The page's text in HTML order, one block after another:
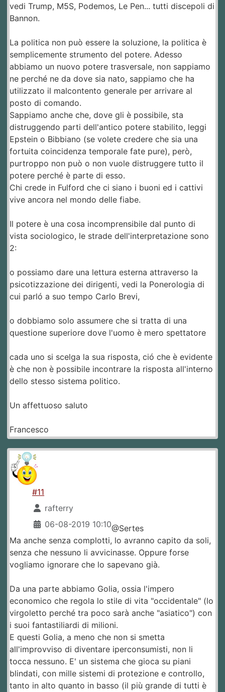
vedi Trump, M5S, Podemos, Le Pen... tutti discepoli di
Bannon.
La politica non può essere la soluzione, la politica è
semplicemente strumento del potere. Adesso
abbiamo un nuovo potere trasversale, non sappiamo
ne perché ne da dove sia nato, sappiamo che ha
utilizzato il malcontento generale per arrivare al
posto di comando.
Sappiamo anche che, dove gli è possibile, sta
distruggendo parti dell'antico potere stabilito, leggi
Epstein o Bibbiano (se volete credere che sia una
fortuita coincidenza temporale fate pure), però,
purtroppo non può o non vuole distruggere tutto il
potere perché è parte di esso.
Chi crede in Fulford che ci siano i buoni ed i cattivi
vive ancora nel mondo delle fiabe.
Il potere è una cosa incomprensibile dal punto di
vista sociologico, le strade dell'interpretazione sono
2:
o possiamo dare una lettura esterna attraverso la
psicotizzazione dei dirigenti, vedi la Ponerologia di
cui parló a suo tempo Carlo Brevi,
o dobbiamo solo assumere che si tratta di una
questione superiore dove l'uomo è mero spettatore
cada uno si scelga la sua risposta, ció che è evidente
è che non è possibile incontrare la risposta all'interno
dello stesso sistema politico.
Un affettuoso saluto
Francesco
#11
rafterry
06-08-2019 10:10@Sertes
Ma anche senza complotti, lo avranno capito da soli,
senza che nessuno li avvicinasse. Oppure forse
vogliamo ignorare che lo sapevano già.
Da una parte abbiamo Golia, ossia l'impero
economico che regola lo stile di vita "occidentale" (lo
virgoletto perché tra poco sarà anche "asiatico") con
i suoi fantastiliardi di milioni.
E questi Golia, a meno che non si smetta
all'improvviso di diventare iperconsumisti, non li
tocca nessuno. E' un sistema che gioca su piani
blindati, con mille sistemi di protezione e controllo,
tanto in alto quanto in basso (il più grande di tutti è